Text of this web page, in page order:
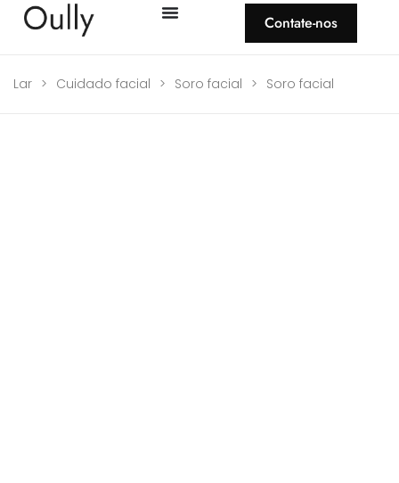
Contate-nos
Lar > Cuidado facial > Soro facial > Soro facial